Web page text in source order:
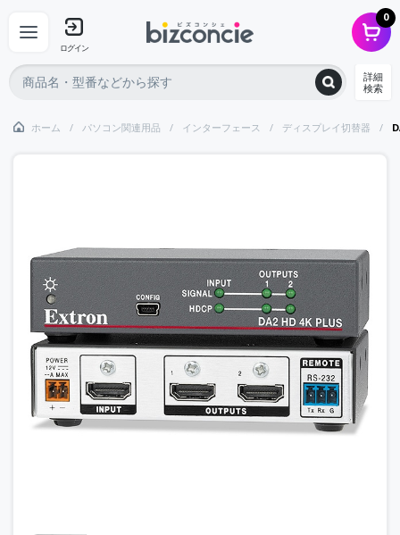
ログイン
0
詳細
検索
ホーム パソコン関連用品 インターフェース ディスプレイ切替器